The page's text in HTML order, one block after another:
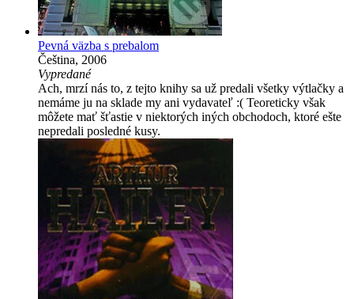
Pevná väzba s prebalom
Čeština, 2006
Vypredané
Ach, mrzí nás to, z tejto knihy sa už predali všetky výtlačky a
nemáme ju na sklade my ani vydavateľ :( Teoreticky však
môžete mať šťastie v niektorých iných obchodoch, ktoré ešte
nepredali posledné kusy.